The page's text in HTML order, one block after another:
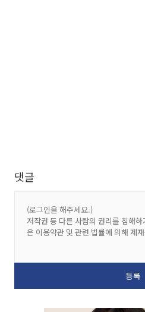
댓글